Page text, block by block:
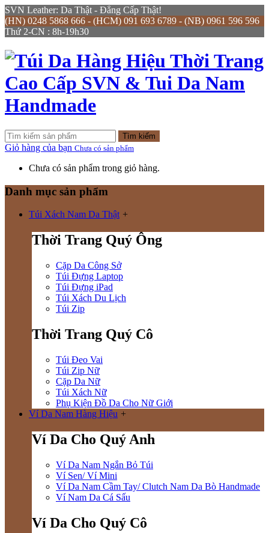
SVN Leather: Da Thật - Đẳng Cấp Thật!
(HN) 0248 5868 666 - (HCM) 091 693 6789 - (NB) 0961 596 596
Thứ 2-CN : 8h-19h30
Tìm kiếm
Giỏ hàng của bạn Chưa có sản phẩm
Chưa có sản phẩm trong giỏ hàng.
Danh mục sản phẩm
Túi Xách Nam Da Thật +
Thời Trang Quý Ông
Cặp Da Công Sở
Túi Đựng Laptop
Túi Đựng iPad
Túi Xách Du Lịch
Túi Zip
Thời Trang Quý Cô
Túi Đeo Vai
Túi Zip Nữ
Cặp Da Nữ
Túi Xách Nữ
Phụ Kiện Đồ Da Cho Nữ Giới
Ví Da Nam Hàng Hiệu +
Ví Da Cho Quý Anh
Ví Da Nam Ngắn Bỏ Túi
Ví Sen/ Ví Mini
Ví Da Nam Cầm Tay/ Clutch Nam Da Bò Handmade
Ví Nam Da Cá Sấu
Ví Da Cho Quý Cô